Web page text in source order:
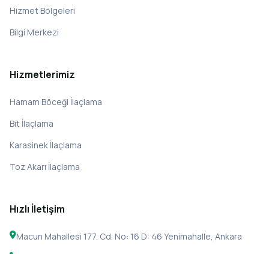
Hizmet Bölgeleri
Bilgi Merkezi
Hizmetlerimiz
Hamam Böceği İlaçlama
Bit İlaçlama
Karasinek İlaçlama
Toz Akarı İlaçlama
Hızlı İletişim
Macun Mahallesi 177. Cd. No: 16 D: 46 Yenimahalle, Ankara